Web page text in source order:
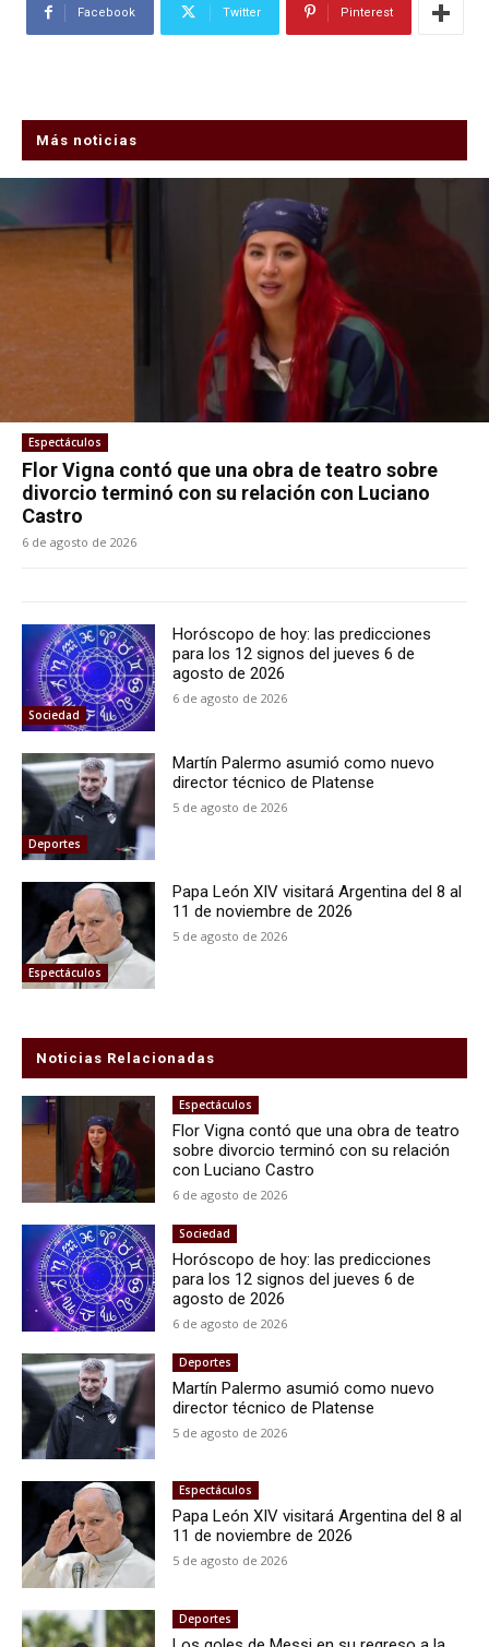
Facebook Twitter Pinterest
Más noticias
Espectáculos
Flor Vigna contó que una obra de teatro sobre
divorcio terminó con su relación con Luciano
Castro
6 de agosto de 2026
Sociedad
Horóscopo de hoy: las predicciones
para los 12 signos del jueves 6 de
agosto de 2026
6 de agosto de 2026
Deportes
Martín Palermo asumió como nuevo
director técnico de Platense
5 de agosto de 2026
Espectáculos
Papa León XIV visitará Argentina del 8 al
11 de noviembre de 2026
5 de agosto de 2026
Noticias Relacionadas
Espectáculos
Flor Vigna contó que una obra de teatro
sobre divorcio terminó con su relación
con Luciano Castro
6 de agosto de 2026
Sociedad
Horóscopo de hoy: las predicciones
para los 12 signos del jueves 6 de
agosto de 2026
6 de agosto de 2026
Deportes
Martín Palermo asumió como nuevo
director técnico de Platense
5 de agosto de 2026
Espectáculos
Papa León XIV visitará Argentina del 8 al
11 de noviembre de 2026
5 de agosto de 2026
Deportes